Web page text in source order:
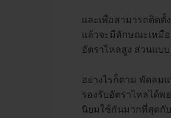
และเพื่อสามารถติด
แล้วจะมีลักษณะเหมื
อัตราไหลสูง ส่วนแบ
อย่างไรก็ตาม พัดลม
รองรับอัตราไหลได้
นิยมใช้กันมากที่สุดกั